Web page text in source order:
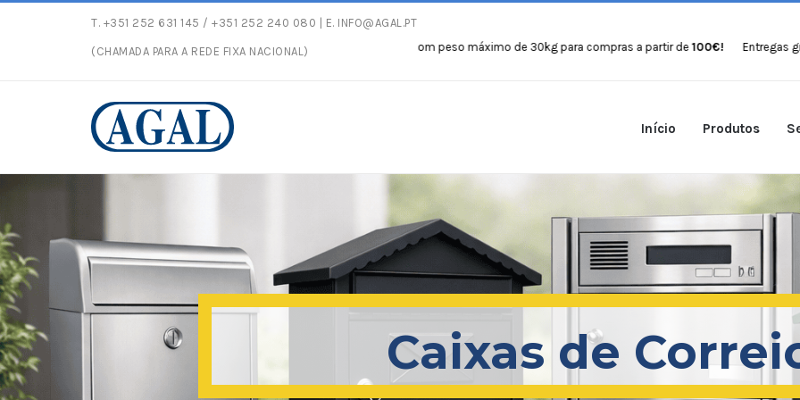
T. +351 252 631 145 / +351 252 240 080 | E. INFO@AGAL.PT
(CHAMADA PARA A REDE FIXA NACIONAL)Entregas gratuitas com peso máximo de 30kg para compras a partir de100€! Entregas gratuitas
Início Produtos
Caixas de